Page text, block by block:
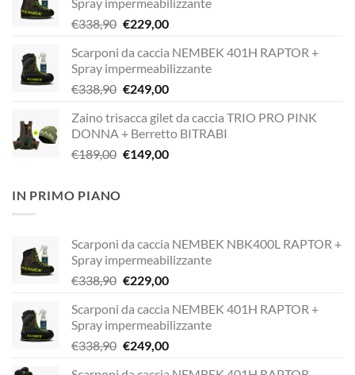
€338,90 Il
originale
era:
€338,90.
€229,00Il
attuale
è:
€229,00.
Scarponi da caccia NEMBEK 401H RAPTOR +
Spray impermeabilizzante
€338,90 Il
originale
era:
€338,90.
€249,00Il
attuale
è:
€249,00.
Zaino trisacca gilet da caccia TRIO PRO PINK
DONNA + Berretto BITRABI
€189,00 Il
€149,00Il
IN PRIMO PIANO
Scarponi da caccia NEMBEK NBK400L RAPTOR +
Spray impermeabilizzante
€338,90 Il
originale
era:
€338,90.
€229,00Il
attuale
è:
€229,00.
Scarponi da caccia NEMBEK 401H RAPTOR +
Spray impermeabilizzante
€338,90 Il
€249,00Il